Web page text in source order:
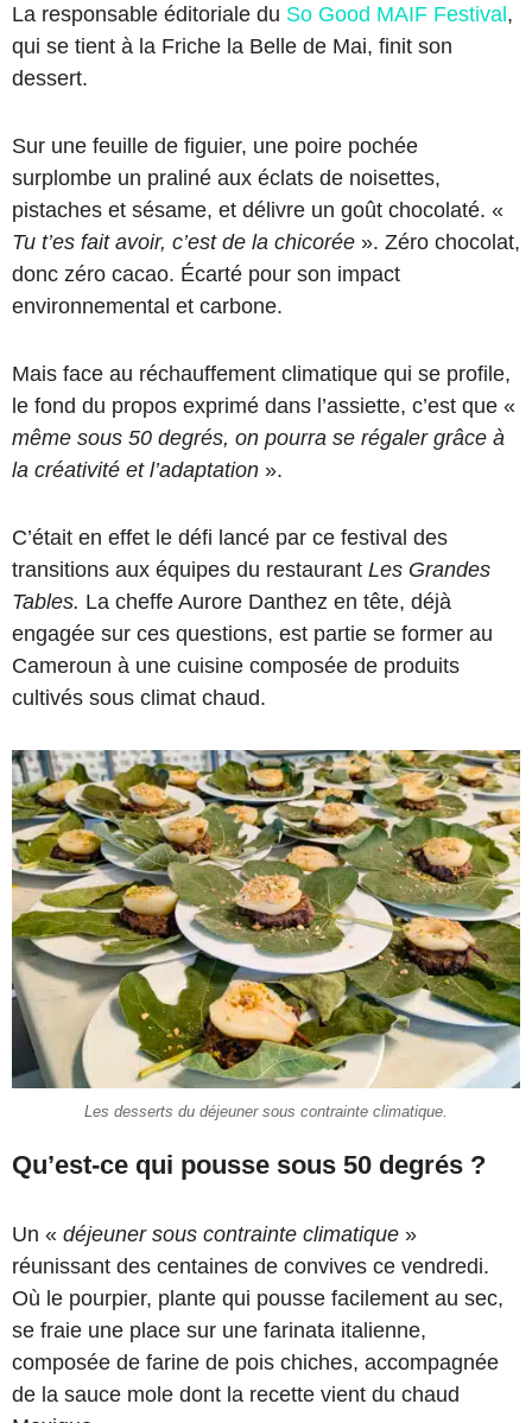
La responsable éditoriale du So Good MAIF Festival ,
qui se tient à la Friche la Belle de Mai, finit son
dessert.
Sur une feuille de figuier, une poire pochée
surplombe un praliné aux éclats de noisettes,
pistaches et sésame, et délivre un goût chocolaté. «
Tu t’es fait avoir, c’est de la chicorée ». Zéro chocolat,
donc zéro cacao. Écarté pour son impact
environnemental et carbone.
Mais face au réchauffement climatique qui se profile,
le fond du propos exprimé dans l’assiette, c’est que «
même sous 50 degrés, on pourra se régaler grâce à
la créativité et l’adaptation ».
C’était en effet le défi lancé par ce festival des
transitions aux équipes du restaurant Les Grandes
Tables. La cheffe Aurore Danthez en tête, déjà
engagée sur ces questions, est partie se former au
Cameroun à une cuisine composée de produits
cultivés sous climat chaud.
Les desserts du déjeuner sous contrainte climatique.
Qu’est-ce qui pousse sous 50 degrés ?
Un « déjeuner sous contrainte climatique »
réunissant des centaines de convives ce vendredi.
Où le pourpier, plante qui pousse facilement au sec,
se fraie une place sur une farinata italienne,
composée de farine de pois chiches, accompagnée
de la sauce mole dont la recette vient du chaud